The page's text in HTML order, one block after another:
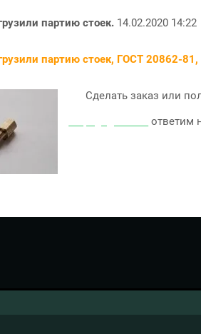
партию стоек. 14.02.2020 14:22
партию стоек, ГОСТ 20862-
Сделать заказ или
ответим